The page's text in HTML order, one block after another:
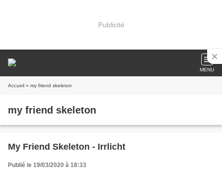
Publicité
MENU
Accueil » my friend skeleton
my friend skeleton
My Friend Skeleton - Irrlicht
Publié le 19/03/2020 à 18:33